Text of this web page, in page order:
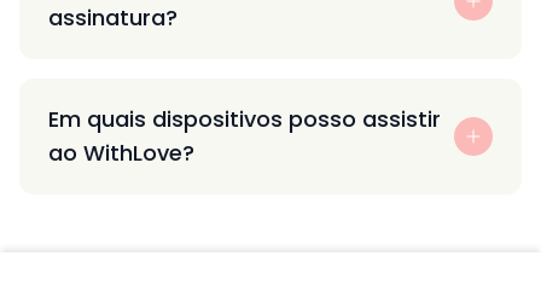
assinatura?
Em quais dispositivos posso assistir
ao WithLove?